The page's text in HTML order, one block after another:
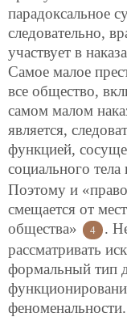
парадоксальное
следовательно,
участвует в
Самое малое
все общество,
самом малом
является,
функцией,
социального
Поэтому и
смещается от
общества»
4
.
рассматривать
формальный тип